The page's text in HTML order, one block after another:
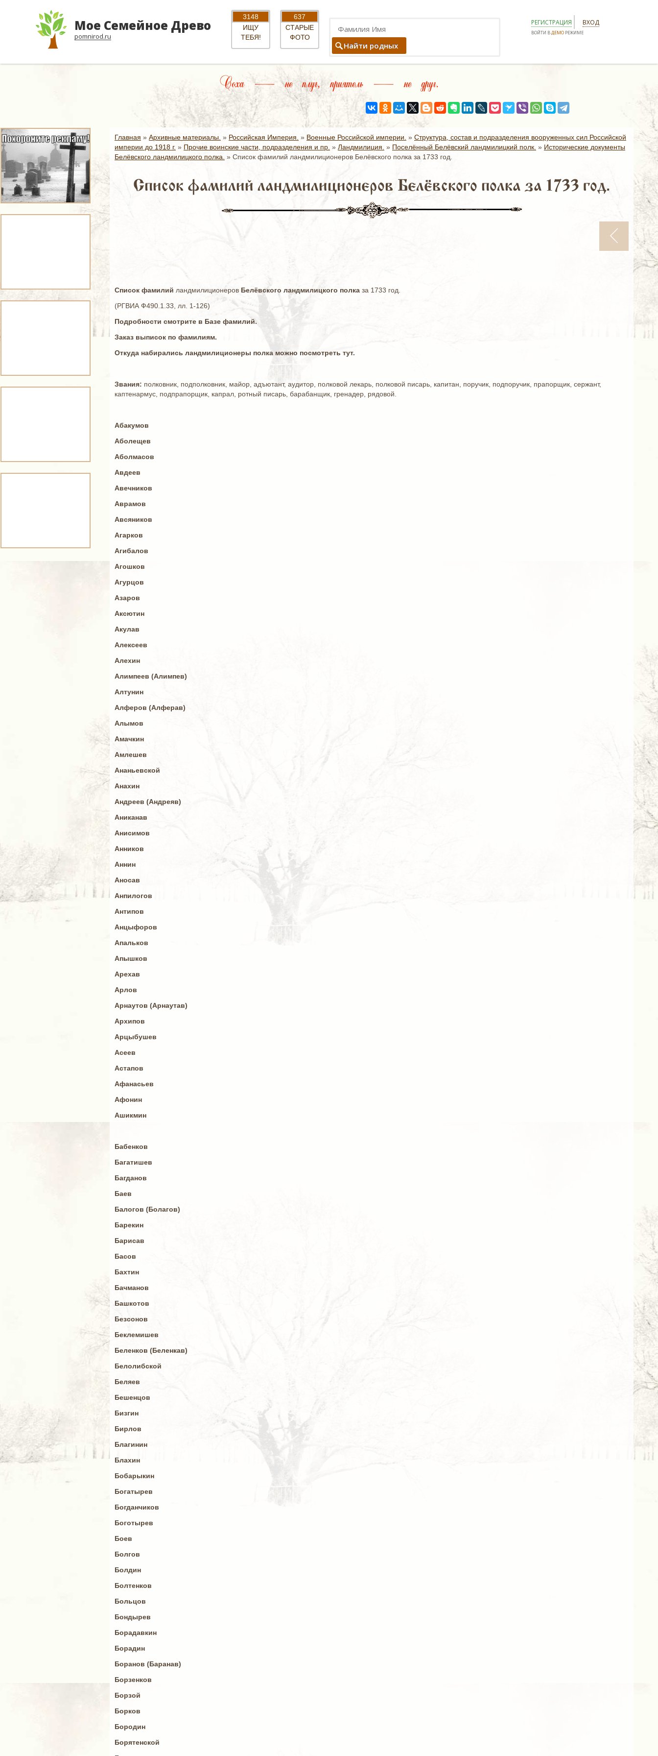
Мое Семейное Древо
pomnirod.ru
3148
ИЩУ
ТЕБЯ!
637
СТАРЫЕ
ФОТО
Найти родных
РЕГИСТРАЦИЯ ВХОД
ВОЙТИ ВДЕМО РЕЖИМЕ
Соха — не плуг, приятель — не друг.
Главная » Архивные материалы. » Российская Империя. » Военные Российской империи. » Структура, состав и подразделения вооруженных сил Российской
империи до 1918 г. » Прочие воинские части, подразделения и пр. » Ландмилиция. » Поселённый Белёвский ландмилицкий полк. » Исторические документы
Белёвского ландмилицкого полка. » Список фамилий ландмилиционеров Белёвского полка за 1733 год.
Список фамилий ландмилиционеров Белёвского полка за 1733 год.
Список фамилий ландмилиционеров Белёвского ландмилицкого полка за 1733 год.
(РГВИА Ф490.1.33, лл. 1-126)
Подробности смотрите в Базе фамилий.
Заказ выписок по фамилиям.
Откуда набирались ландмилиционеры полка можно посмотреть тут.
Звания: полковник, подполковник, майор, адъютант, аудитор, полковой лекарь, полковой писарь, капитан, поручик, подпоручик, прапорщик, сержант,
каптенармус, подпрапорщик, капрал, ротный писарь, барабанщик, гренадер, рядовой.
Абакумов
Аболещев
Аболмасов
Авдеев
Авечников
Аврамов
Авсяников
Агарков
Агибалов
Агошков
Агурцов
Азаров
Аксютин
Акулав
Алексеев
Алехин
Алимпеев (Алимпев)
Алтунин
Алферов (Алферав)
Алымов
Амачкин
Амлешев
Ананьевской
Анахин
Андреев (Андреяв)
Аниканав
Анисимов
Анников
Аннин
Аносав
Анпилогов
Антипов
Анцыфоров
Апальков
Апышков
Арехав
Арлов
Арнаутов (Арнаутав)
Архипов
Арцыбушев
Асеев
Астапов
Афанасьев
Афонин
Ашикмин
Бабенков
Багатишев
Багданов
Баев
Балогов (Болагов)
Барекин
Барисав
Басов
Бахтин
Бачманов
Башкотов
Безсонов
Беклемишев
Беленков (Беленкав)
Белолибской
Беляев
Бешенцов
Бизгин
Бирлов
Благинин
Блахин
Бобарыкин
Богатырев
Богданчиков
Боготырев
Боев
Болгов
Болдин
Болтенков
Больцов
Бондырев
Борадавкин
Борадин
Боранов (Баранав)
Борзенков
Борзой
Борков
Бородин
Борятенской